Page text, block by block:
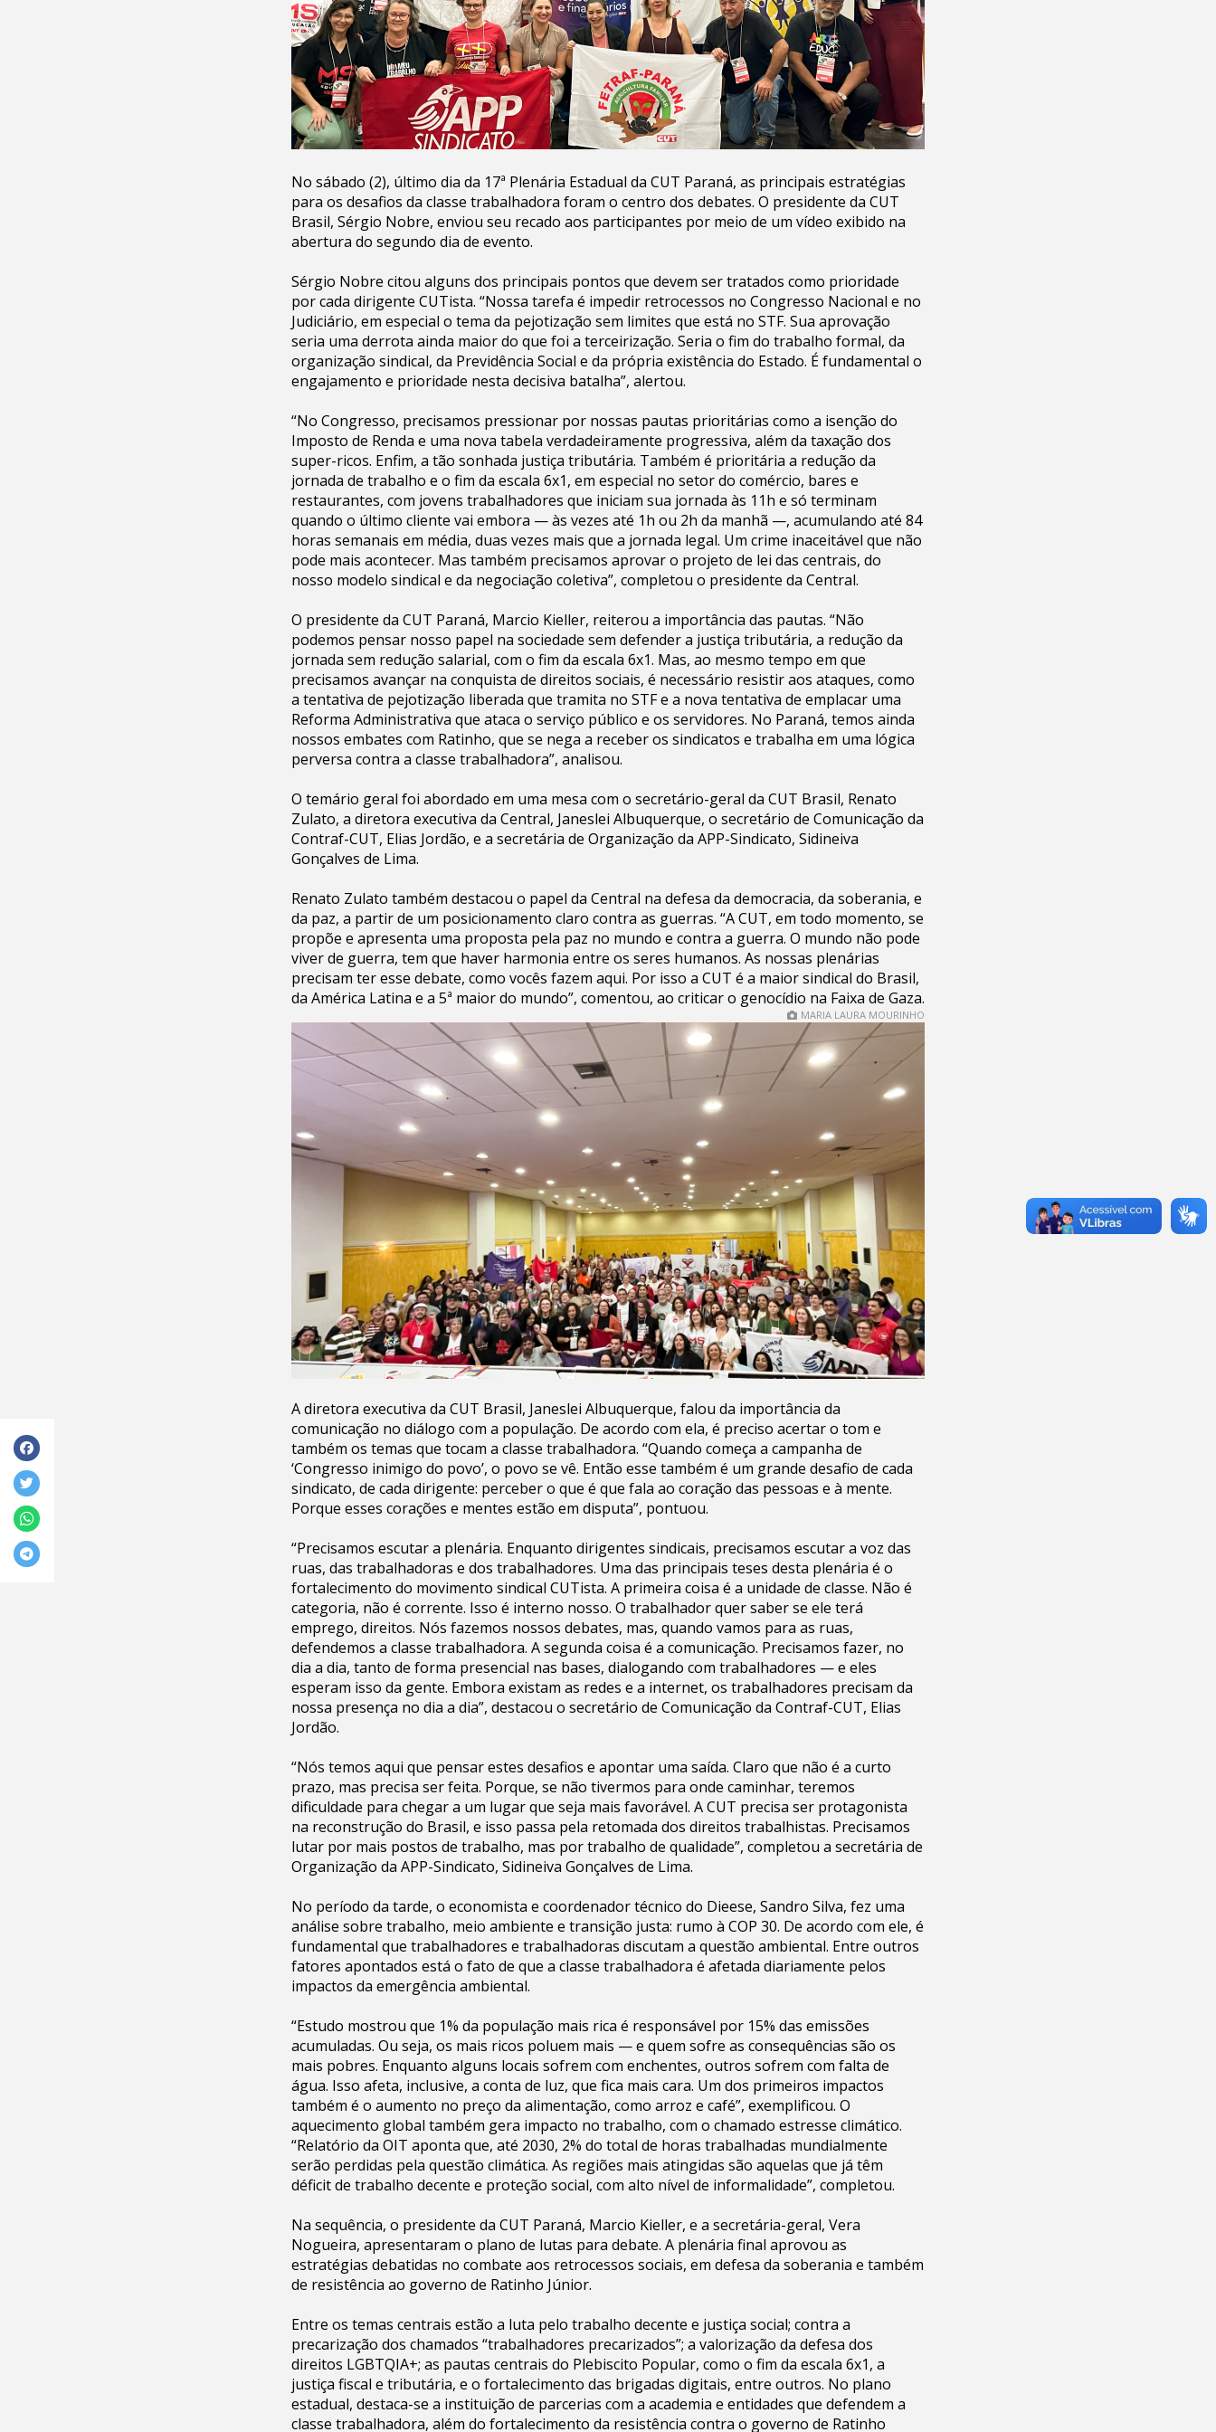
No sábado (2), último dia da 17ª Plenária Estadual da CUT Paraná, as principais estratégias
para os desafios da classe trabalhadora foram o centro dos debates. O presidente da CUT
Brasil, Sérgio Nobre, enviou seu recado aos participantes por meio de um vídeo exibido na
abertura do segundo dia de evento.
Sérgio Nobre citou alguns dos principais pontos que devem ser tratados como prioridade
por cada dirigente CUTista. “Nossa tarefa é impedir retrocessos no Congresso Nacional e no
Judiciário, em especial o tema da pejotização sem limites que está no STF. Sua aprovação
seria uma derrota ainda maior do que foi a terceirização. Seria o fim do trabalho formal, da
organização sindical, da Previdência Social e da própria existência do Estado. É fundamental o
engajamento e prioridade nesta decisiva batalha”, alertou.
“No Congresso, precisamos pressionar por nossas pautas prioritárias como a isenção do
Imposto de Renda e uma nova tabela verdadeiramente progressiva, além da taxação dos
super-ricos. Enfim, a tão sonhada justiça tributária. Também é prioritária a redução da
jornada de trabalho e o fim da escala 6x1, em especial no setor do comércio, bares e
restaurantes, com jovens trabalhadores que iniciam sua jornada às 11h e só terminam
quando o último cliente vai embora — às vezes até 1h ou 2h da manhã —, acumulando até 84
horas semanais em média, duas vezes mais que a jornada legal. Um crime inaceitável que não
pode mais acontecer. Mas também precisamos aprovar o projeto de lei das centrais, do
nosso modelo sindical e da negociação coletiva”, completou o presidente da Central.
O presidente da CUT Paraná, Marcio Kieller, reiterou a importância das pautas. “Não
podemos pensar nosso papel na sociedade sem defender a justiça tributária, a redução da
jornada sem redução salarial, com o fim da escala 6x1. Mas, ao mesmo tempo em que
precisamos avançar na conquista de direitos sociais, é necessário resistir aos ataques, como
a tentativa de pejotização liberada que tramita no STF e a nova tentativa de emplacar uma
Reforma Administrativa que ataca o serviço público e os servidores. No Paraná, temos ainda
nossos embates com Ratinho, que se nega a receber os sindicatos e trabalha em uma lógica
perversa contra a classe trabalhadora”, analisou.
O temário geral foi abordado em uma mesa com o secretário-geral da CUT Brasil, Renato
Zulato, a diretora executiva da Central, Janeslei Albuquerque, o secretário de Comunicação da
Contraf-CUT, Elias Jordão, e a secretária de Organização da APP-Sindicato, Sidineiva
Gonçalves de Lima.
Renato Zulato também destacou o papel da Central na defesa da democracia, da soberania, e
da paz, a partir de um posicionamento claro contra as guerras. “A CUT, em todo momento, se
propõe e apresenta uma proposta pela paz no mundo e contra a guerra. O mundo não pode
viver de guerra, tem que haver harmonia entre os seres humanos. As nossas plenárias
precisam ter esse debate, como vocês fazem aqui. Por isso a CUT é a maior sindical do Brasil,
da América Latina e a 5ª maior do mundo”, comentou, ao criticar o genocídio na Faixa de Gaza.
MARIA LAURA MOURINHO
A diretora executiva da CUT Brasil, Janeslei Albuquerque, falou da importância da
comunicação no diálogo com a população. De acordo com ela, é preciso acertar o tom e
também os temas que tocam a classe trabalhadora. “Quando começa a campanha de
‘Congresso inimigo do povo’, o povo se vê. Então esse também é um grande desafio de cada
sindicato, de cada dirigente: perceber o que é que fala ao coração das pessoas e à mente.
Porque esses corações e mentes estão em disputa”, pontuou.
“Precisamos escutar a plenária. Enquanto dirigentes sindicais, precisamos escutar a voz das
ruas, das trabalhadoras e dos trabalhadores. Uma das principais teses desta plenária é o
fortalecimento do movimento sindical CUTista. A primeira coisa é a unidade de classe. Não é
categoria, não é corrente. Isso é interno nosso. O trabalhador quer saber se ele terá
emprego, direitos. Nós fazemos nossos debates, mas, quando vamos para as ruas,
defendemos a classe trabalhadora. A segunda coisa é a comunicação. Precisamos fazer, no
dia a dia, tanto de forma presencial nas bases, dialogando com trabalhadores — e eles
esperam isso da gente. Embora existam as redes e a internet, os trabalhadores precisam da
nossa presença no dia a dia”, destacou o secretário de Comunicação da Contraf-CUT, Elias
Jordão.
“Nós temos aqui que pensar estes desafios e apontar uma saída. Claro que não é a curto
prazo, mas precisa ser feita. Porque, se não tivermos para onde caminhar, teremos
dificuldade para chegar a um lugar que seja mais favorável. A CUT precisa ser protagonista
na reconstrução do Brasil, e isso passa pela retomada dos direitos trabalhistas. Precisamos
lutar por mais postos de trabalho, mas por trabalho de qualidade”, completou a secretária de
Organização da APP-Sindicato, Sidineiva Gonçalves de Lima.
No período da tarde, o economista e coordenador técnico do Dieese, Sandro Silva, fez uma
análise sobre trabalho, meio ambiente e transição justa: rumo à COP 30. De acordo com ele, é
fundamental que trabalhadores e trabalhadoras discutam a questão ambiental. Entre outros
fatores apontados está o fato de que a classe trabalhadora é afetada diariamente pelos
impactos da emergência ambiental.
“Estudo mostrou que 1% da população mais rica é responsável por 15% das emissões
acumuladas. Ou seja, os mais ricos poluem mais — e quem sofre as consequências são os
mais pobres. Enquanto alguns locais sofrem com enchentes, outros sofrem com falta de
água. Isso afeta, inclusive, a conta de luz, que fica mais cara. Um dos primeiros impactos
também é o aumento no preço da alimentação, como arroz e café”, exemplificou. O
aquecimento global também gera impacto no trabalho, com o chamado estresse climático.
“Relatório da OIT aponta que, até 2030, 2% do total de horas trabalhadas mundialmente
serão perdidas pela questão climática. As regiões mais atingidas são aquelas que já têm
déficit de trabalho decente e proteção social, com alto nível de informalidade”, completou.
Na sequência, o presidente da CUT Paraná, Marcio Kieller, e a secretária-geral, Vera
Nogueira, apresentaram o plano de lutas para debate. A plenária final aprovou as
estratégias debatidas no combate aos retrocessos sociais, em defesa da soberania e também
de resistência ao governo de Ratinho Júnior.
Entre os temas centrais estão a luta pelo trabalho decente e justiça social; contra a
precarização dos chamados “trabalhadores precarizados”; a valorização da defesa dos
direitos LGBTQIA+; as pautas centrais do Plebiscito Popular, como o fim da escala 6x1, a
justiça fiscal e tributária, e o fortalecimento das brigadas digitais, entre outros. No plano
estadual, destaca-se a instituição de parcerias com a academia e entidades que defendem a
classe trabalhadora, além do fortalecimento da resistência contra o governo de Ratinho